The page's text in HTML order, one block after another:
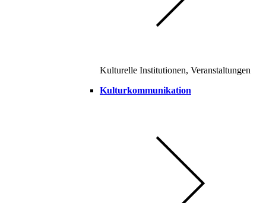
Kulturelle Institutionen, Veranstaltungen
Kulturkommunikation